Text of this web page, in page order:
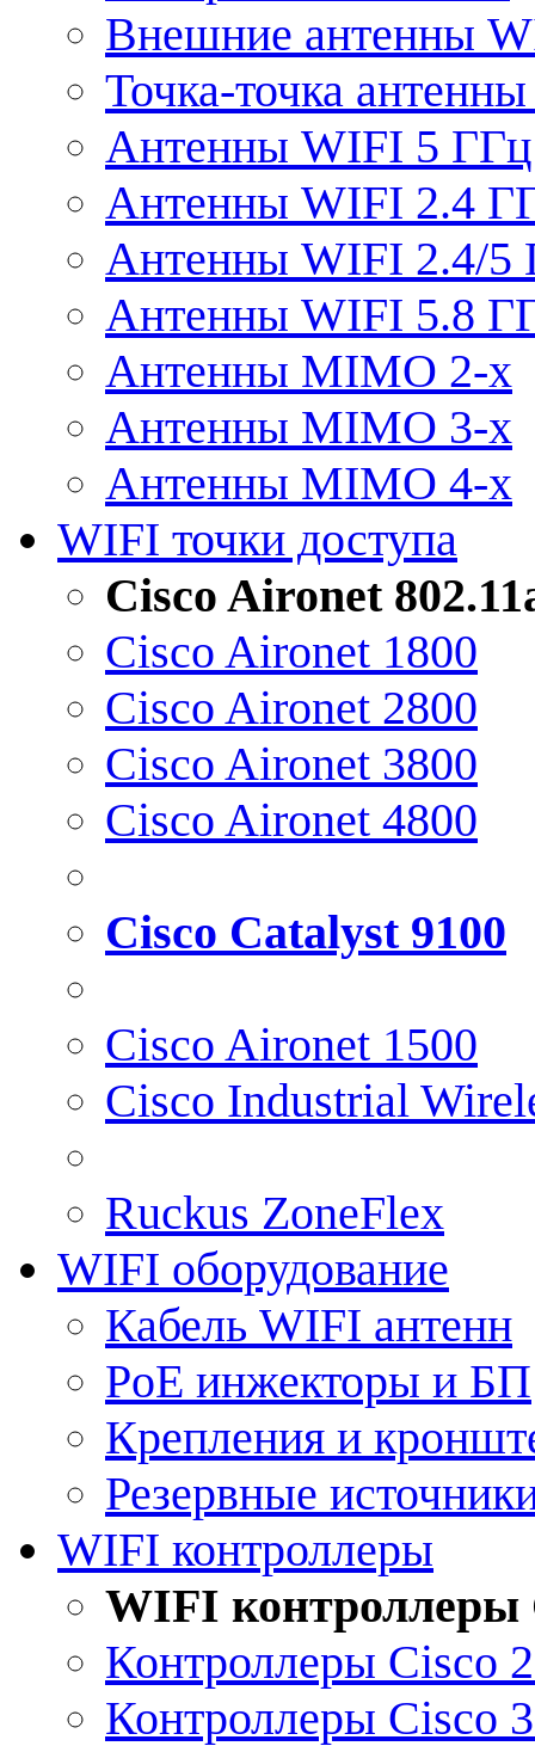
Внешние антенны
Точка-точка
Антенны WIFI 5 ГГц
Антенны WIFI 2.4
Антенны WIFI 2.4/5
Антенны WIFI 5.8
Антенны MIMO 2-x
Антенны MIMO 3-x
Антенны MIMO 4-x
WIFI точки доступа
Cisco Aironet
Cisco Aironet 1800
Cisco Aironet 2800
Cisco Aironet 3800
Cisco Aironet 4800
Cisco Catalyst 9100
Cisco Aironet 1500
Cisco Industrial
Ruckus ZoneFlex
WIFI оборудование
Кабель WIFI антенн
PoE инжекторы и БП
Крепления и
Резервные
WIFI контроллеры
WIFI контроллеры
Контроллеры Cisco
Контроллеры Cisco